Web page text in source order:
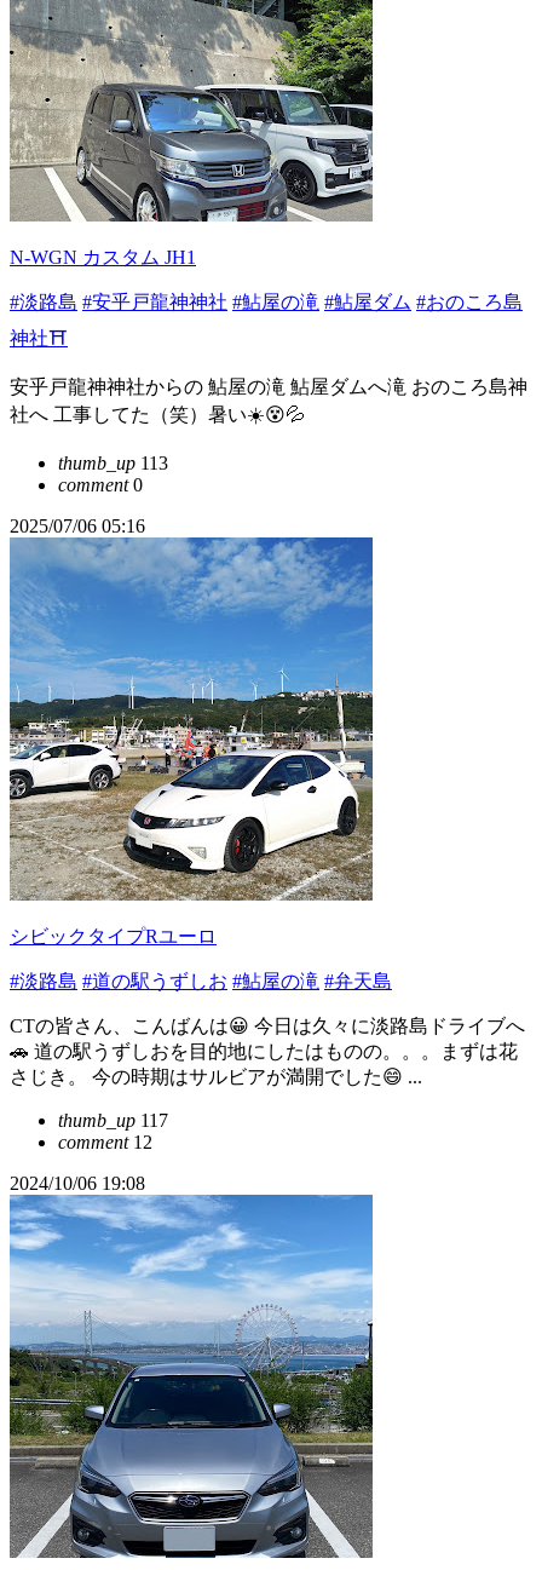
N-WGN カスタム JH1
#淡路島 #安乎戸龍神神社 #鮎屋の滝 #鮎屋ダム #おのころ島
神社⛩️
安乎戸龍神神社からの 鮎屋の滝 鮎屋ダムへ滝 おのころ島神
社へ 工事してた（笑）暑い☀️😵💦
thumb_up 113
comment0
2025/07/06 05:16
シビックタイプRユーロ
#淡路島 #道の駅うずしお #鮎屋の滝 #弁天島
CTの皆さん、こんばんは😀 今日は久々に淡路島ドライブへ
🚗 道の駅うずしおを目的地にしたはものの。。。まずは花
さじき。 今の時期はサルビアが満開でした😄 ...
thumb_up 117
comment12
2024/10/06 19:08